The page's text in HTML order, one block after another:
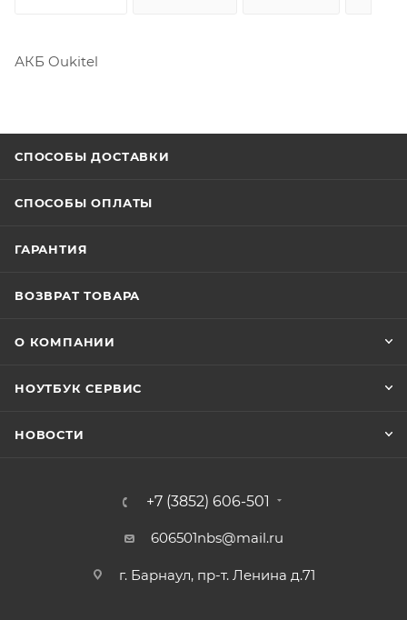
АКБ Oukitel
СПОСОБЫ ДОСТАВКИ
СПОСОБЫ ОПЛАТЫ
ГАРАНТИЯ
ВОЗВРАТ ТОВАРА
О КОМПАНИИ
НОУТБУК СЕРВИС
НОВОСТИ
+7 (3852) 606-501
606501nbs@mail.ru
г. Барнаул, пр-т. Ленина д.71